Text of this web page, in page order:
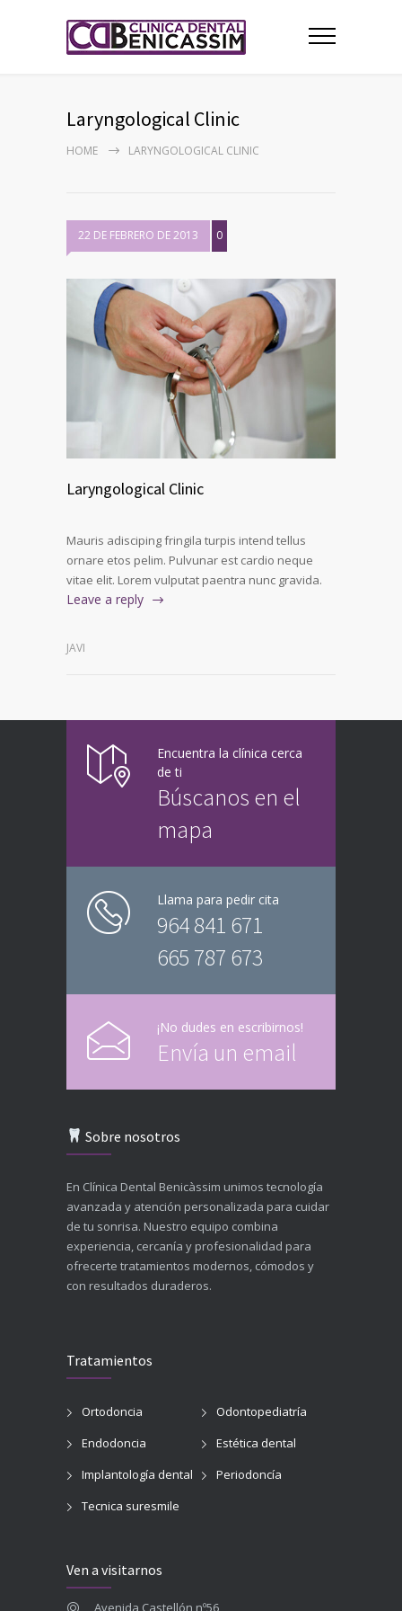
Laryngological Clinic
HOME LARYNGOLOGICAL CLINIC
22 DE FEBRERO DE 2013 0
Laryngological Clinic
Mauris adisciping fringila turpis intend tellus
ornare etos pelim. Pulvunar est cardio neque
vitae elit. Lorem vulputat paentra nunc gravida.
Leave a reply
JAVI
Encuentra la clínica cerca
de ti
Búscanos en el
mapa
Llama para pedir cita
964 841 671
665 787 673
¡No dudes en escribirnos!
Envía un email
Sobre nosotros
En Clínica Dental Benicàssim unimos tecnología
avanzada y atención personalizada para cuidar
de tu sonrisa. Nuestro equipo combina
experiencia, cercanía y profesionalidad para
ofrecerte tratamientos modernos, cómodos y
con resultados duraderos.
Tratamientos
Ortodoncia
Odontopediatría
Endodoncia
Estética dental
Implantología dental
Periodoncía
Tecnica suresmile
Ven a visitarnos
Avenida Castellón nº56,